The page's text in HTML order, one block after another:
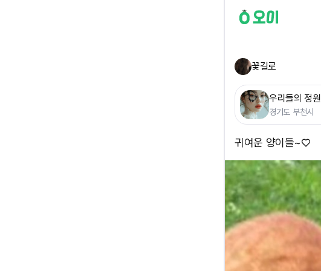
꽃길로
우리들의 정원
경기도 부천시
귀여운 양이들~♡